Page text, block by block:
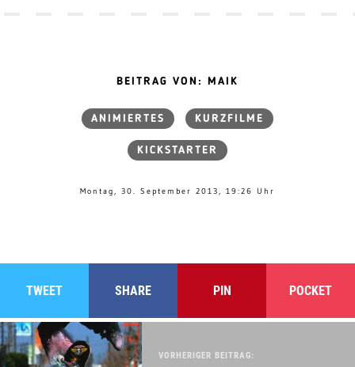
BEITRAG VON: MAIK
ANIMIERTES KURZFILME
KICKSTARTER
Montag, 30. September 2013, 19:26 Uhr
TWEET SHARE PIN POCKET
VORHERIGER BEITRAG: